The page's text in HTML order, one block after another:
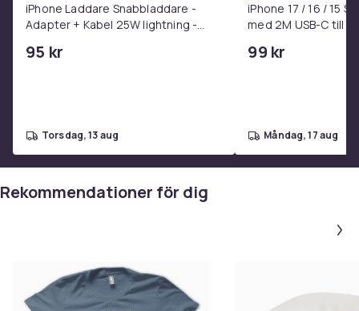
iPhone Laddare Snabbladdare -
Adapter + Kabel 25W lightning -
95 kr
torsdag, 13 aug
iPhone 17 / 16 / 15
med 2M USB-C till
99 kr
måndag, 17 aug
Rekommendationer för dig